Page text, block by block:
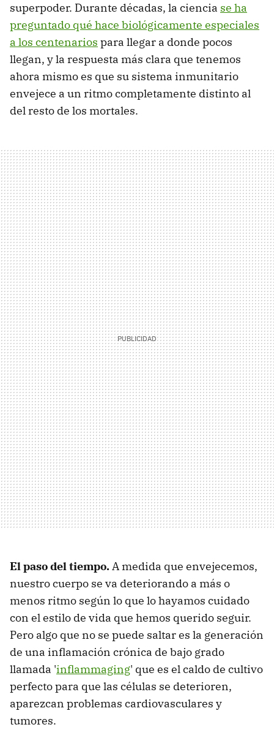
superpoder. Durante décadas, la ciencia se ha
preguntado qué hace biológicamente especiales
a los centenarios para llegar a donde pocos
llegan, y la respuesta más clara que tenemos
ahora mismo es que su sistema inmunitario
envejece a un ritmo completamente distinto al
del resto de los mortales.
El paso del tiempo.A medida que envejecemos,
nuestro cuerpo se va deteriorando a más o
menos ritmo según lo que lo hayamos cuidado
con el estilo de vida que hemos querido seguir.
Pero algo que no se puede saltar es la generación
de una inflamación crónica de bajo grado
llamada 'inflammaging' que es el caldo de cultivo
perfecto para que las células se deterioren,
aparezcan problemas cardiovasculares y
tumores.